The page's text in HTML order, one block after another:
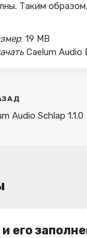
Таким
: 19 MB
Caelum Audio
Audio Schlap 1.1.0
его